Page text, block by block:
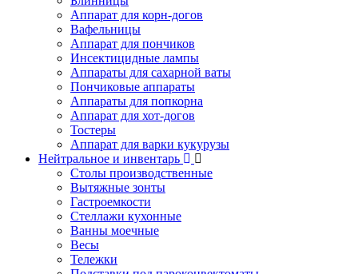
Аппарат для корн-догов
Вафельницы
Аппарат для пончиков
Инсектицидные лампы
Аппараты для сахарной ваты
Пончиковые аппараты
Аппараты для попкорна
Аппарат для хот-догов
Тостеры
Аппарат для варки кукурузы
Нейтральное и инвентарь
Столы производственные
Вытяжные зонты
Гастроемкости
Стеллажи кухонные
Ванны моечные
Весы
Тележки